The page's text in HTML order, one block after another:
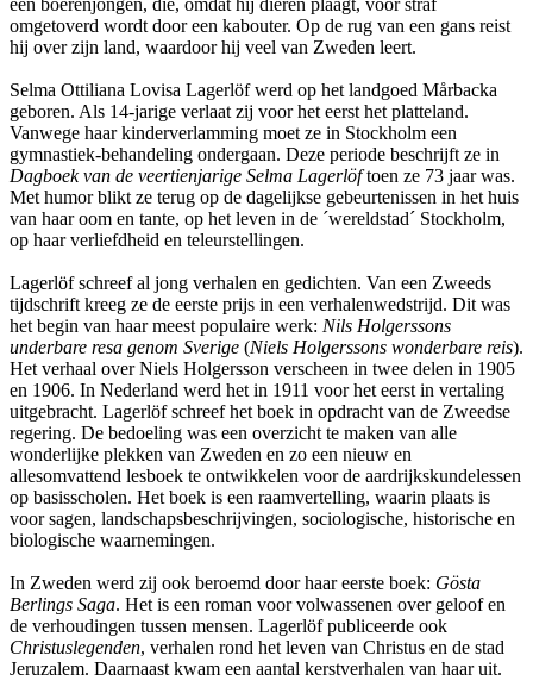
omgetoverd wordt door een kabouter. Op de rug van een gans reist
hij over zijn land, waardoor hij veel van Zweden leert.
Selma Ottiliana Lovisa Lagerlöf werd op het landgoed Mårbacka
geboren. Als 14-jarige verlaat zij voor het eerst het platteland.
Vanwege haar kinderverlamming moet ze in Stockholm een
gymnastiek-behandeling ondergaan. Deze periode beschrijft ze in
Dagboek van de veertienjarige Selma Lagerlöftoen ze 73 jaar was.
Met humor blikt ze terug op de dagelijkse gebeurtenissen in het huis
van haar oom en tante, op het leven in de ´wereldstad´ Stockholm,
op haar verliefdheid en teleurstellingen.
Lagerlöf schreef al jong verhalen en gedichten. Van een Zweeds
tijdschrift kreeg ze de eerste prijs in een verhalenwedstrijd. Dit was
het begin van haar meest populaire werk: Nils Holgerssons
underbare resa genom Sverige (Niels Holgerssons wonderbare reis).
Het verhaal over Niels Holgersson verscheen in twee delen in 1905
en 1906. In Nederland werd het in 1911 voor het eerst in vertaling
uitgebracht. Lagerlöf schreef het boek in opdracht van de Zweedse
regering. De bedoeling was een overzicht te maken van alle
wonderlijke plekken van Zweden en zo een nieuw en
allesomvattend lesboek te ontwikkelen voor de aardrijkskundelessen
op basisscholen. Het boek is een raamvertelling, waarin plaats is
voor sagen, landschapsbeschrijvingen, sociologische, historische en
biologische waarnemingen.
In Zweden werd zij ook beroemd door haar eerste boek: Gösta
Berlings Saga. Het is een roman voor volwassenen over geloof en
de verhoudingen tussen mensen. Lagerlöf publiceerde ook
Christuslegenden, verhalen rond het leven van Christus en de stad
Jeruzalem. Daarnaast kwam een aantal kerstverhalen van haar uit.